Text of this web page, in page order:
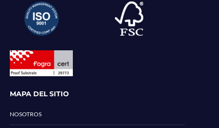
MAPA DEL SITIO
NOSOTROS